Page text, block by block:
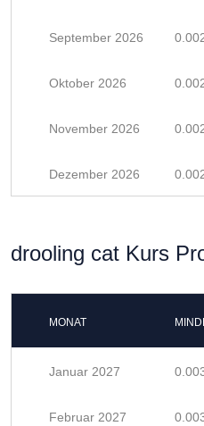
September 2026
Oktober 2026
November 2026
Dezember 2026
drooling cat Kurs
MONAT
Januar 2027
Februar 2027